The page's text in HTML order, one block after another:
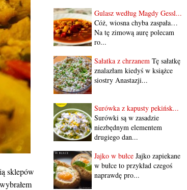
Gulasz według Magdy Gessl...
Cóż, wiosna chyba zaspała…
Na tę zimową aurę polecam
ro...
Sałatka z chrzanem Tę sałatkę
znalazłam kiedyś w książce
siostry Anastazji...
Surówka z kapusty pekińsk...
Surówki są w zasadzie
niezbędnym elementem
drugiego dan...
Jajko w bułce Jajko zapiekane
w bułce to przykład czegoś
naprawdę pro...
sklepów